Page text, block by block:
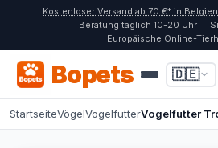
Kostenloser Versand ab 70 €* in
Beratung täglich 10-20 Uhr
Europäische Online-
Bopets 🇩🇪
StartseiteVögelVogelfutterVogelfutter